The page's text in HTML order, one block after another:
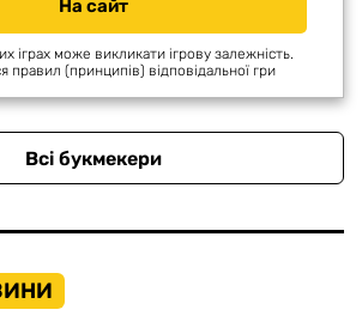
На сайт
іграх може викликати ігрову залежність.
правил (принципів) відповідальної гри
Всі букмекери